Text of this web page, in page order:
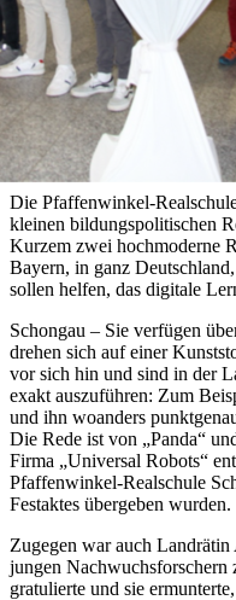
Die Pfaffenwinkel-
kleinen bildungspolitischen
Kurzem zwei hochmoderne
Bayern, in ganz
sollen helfen, das digitale
Schongau – Sie verfügen
drehen sich auf einer
vor sich hin und sind in der
exakt auszuführen: Zum
und ihn woanders
Die Rede ist von „Panda“
Firma „Universal Robots“
Pfaffenwinkel-Realschule
Festaktes übergeben wurden.
Zugegen war auch
jungen Nachwuchsforschern
gratulierte und sie